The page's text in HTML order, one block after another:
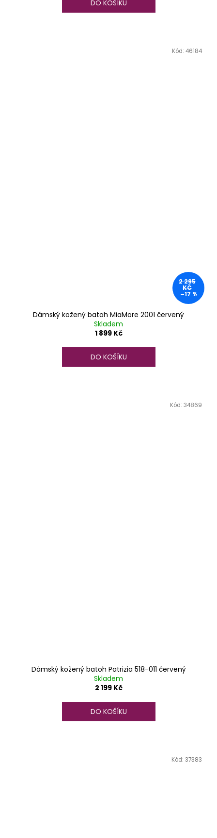
DO KOŠÍKU
2 295
KČ
–17 %
Dámský kožený batoh MiaMore 2001 červený
Skladem
1 899 Kč
DO KOŠÍKU
Kód: 46184
Dámský kožený batoh Patrizia 518-011 červený
Skladem
2 199 Kč
DO KOŠÍKU
Kód: 34869
Kód: 37383